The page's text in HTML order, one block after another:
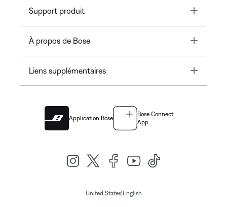
Support produit Toggle
À propos de Bose Toggle
Liens supplémentaires Toggle
Application Bose
Bose Connect
App
United States| English